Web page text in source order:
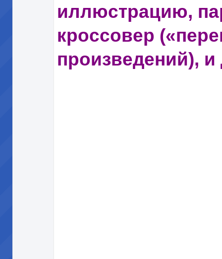
иллюстрацию,
кроссовер
произведений), и